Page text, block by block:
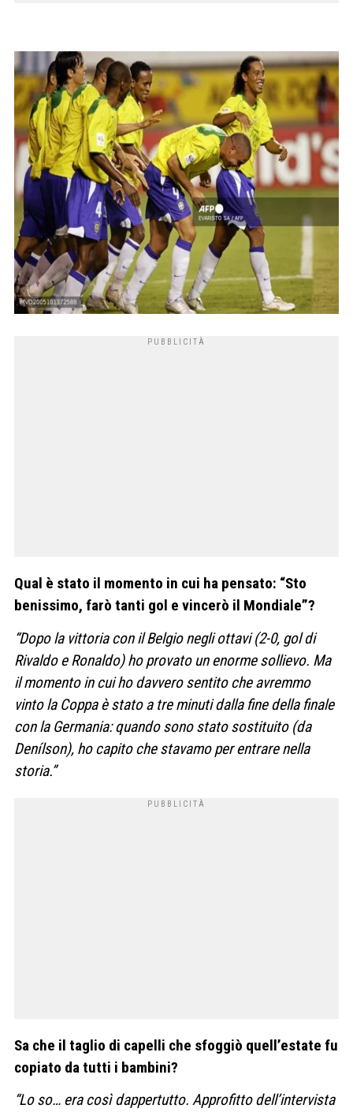
Qual è stato il momento in cui ha pensato: “Sto
benissimo, farò tanti gol e vincerò il Mondiale”?
“Dopo la vittoria con il Belgio negli ottavi (2-0, gol di
Rivaldo e Ronaldo) ho provato un enorme sollievo. Ma
il momento in cui ho davvero sentito che avremmo
vinto la Coppa è stato a tre minuti dalla fine della finale
con la Germania: quando sono stato sostituito (da
Denílson), ho capito che stavamo per entrare nella
storia.”
Sa che il taglio di capelli che sfoggiò quell’estate fu
copiato da tutti i bambini?
“Lo so… era così dappertutto. Approfitto dell’intervista